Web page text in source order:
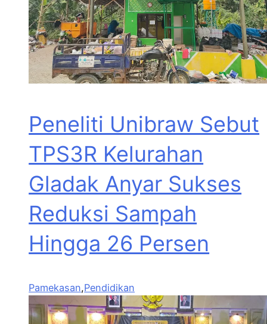
Peneliti Unibraw Sebut
TPS3R Kelurahan
Gladak Anyar Sukses
Reduksi Sampah
Hingga 26 Persen
Pamekasan,Pendidikan